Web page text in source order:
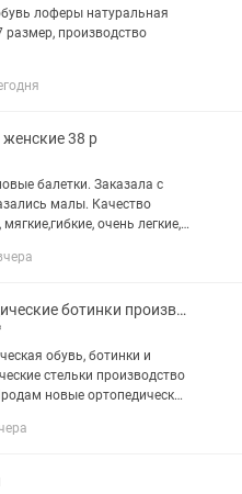
лоферы натуральная
размер, производство
женские 38 р
балетки. Заказала с
малы. Качество
очень легкие,
Если вы любитель
Ортопедические ботинки производство Турция
обувь, ботинки и
стельки производство
новые ортопедические
шнурках и молнии, на спец